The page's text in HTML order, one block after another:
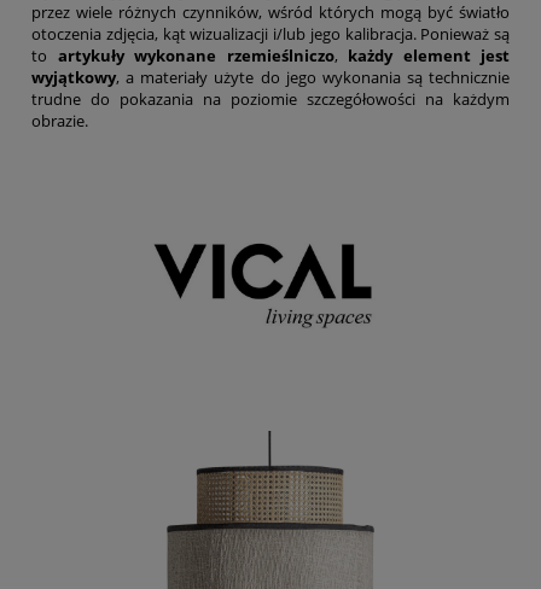
przez wiele różnych czynników, wśród których mogą być światło
otoczenia zdjęcia, kąt wizualizacji i/lub jego kalibracja. Ponieważ są
to artykuły wykonane rzemieślniczo, każdy element jest
wyjątkowy, a materiały użyte do jego wykonania są technicznie
trudne do pokazania na poziomie szczegółowości na każdym
obrazie.